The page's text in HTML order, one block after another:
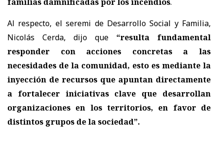
Al respecto, el seremi de Desarrollo Social y Familia,
Nicolás Cerda, dijo que “resulta fundamental
responder con acciones concretas a las
necesidades de la comunidad, esto es mediante la
inyección de recursos que apuntan directamente
a fortalecer iniciativas clave que desarrollan
organizaciones en los territorios, en favor de
distintos grupos de la sociedad”.